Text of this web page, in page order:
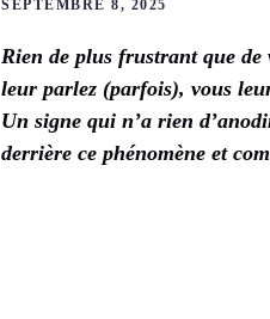
SEPTEMBRE 8, 2025
Rien de plus frustrant que de
leur parlez (parfois), vous
Un signe qui n’a rien
derrière ce phénomène et